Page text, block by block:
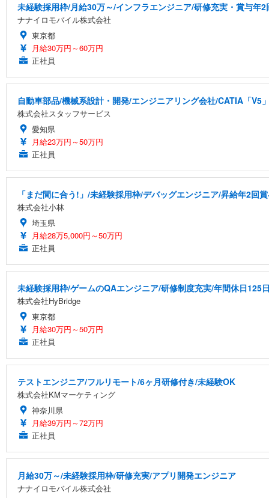
未経験採用枠/月給30万～/インフラエンジニア/研修充実・賞与年2
ナナイロモバイル株式会社
東京都
月給30万円～60万円
正社員
自動車部品/機械系設計・開発/エンジニアリング会社/CATIA「V5
株式会社スタッフサービス
愛知県
月給23万円～50万円
正社員
「まだ間に合う!」/未経験採用枠/デバッグエンジニア/昇給年2回
株式会社小林
埼玉県
月給28万5,000円～50万円
正社員
未経験採用枠/ゲームのQAエンジニア/研修制度充実/年間休日125
株式会社HyBridge
東京都
月給30万円～50万円
正社員
テストエンジニア/フルリモート/6ヶ月研修付き/未経験OK
株式会社KMマーケティング
神奈川県
月給39万円～72万円
正社員
月給30万～/未経験採用枠/研修充実/アプリ開発エンジニア
ナナイロモバイル株式会社